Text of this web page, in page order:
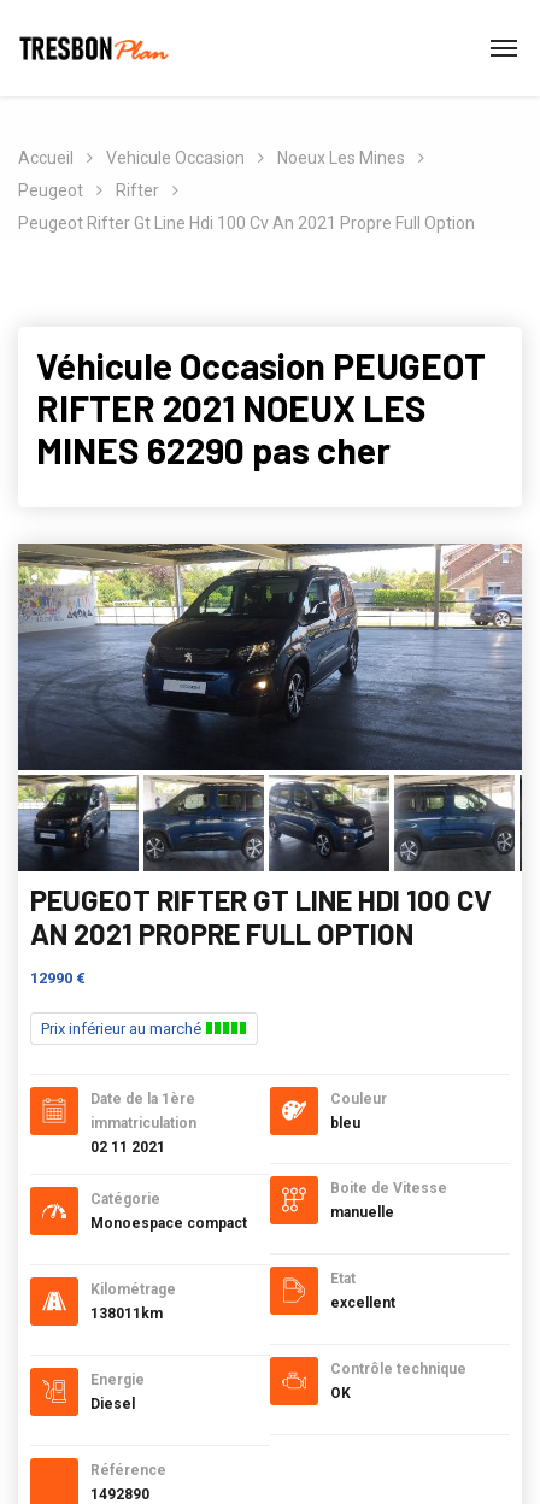
Accueil Vehicule Occasion
Noeux Les Mines
Peugeot
Rifter
Peugeot Rifter Gt Line Hdi 100 Cv An 2021 Propre Full Option
Véhicule Occasion PEUGEOT
RIFTER 2021 NOEUX LES
MINES 62290 pas cher
PEUGEOT RIFTER GT LINE HDI 100 CV
AN 2021 PROPRE FULL OPTION
12990 €
Prix inférieur au marché
Date de la 1ère
immatriculation
02 11 2021
Catégorie
Monoespace compact
Kilométrage
138011km
Energie
Diesel
Référence
1492890
Couleur
bleu
Boite de Vitesse
manuelle
Etat
excellent
Contrôle technique
OK